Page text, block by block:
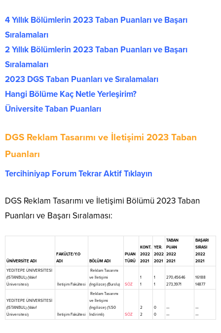
4 Yıllık Bölümlerin 2023 Taban Puanları ve Başarı
Sıralamaları
2 Yıllık Bölümlerin 2023 Taban Puanları ve Başarı
Sıralamaları
2023 DGS Taban Puanları ve Sıralamaları
Hangi Bölüme Kaç Netle Yerleşirim?
Üniversite Taban Puanları
DGS Reklam Tasarımı ve İletişimi 2023 Taban
Puanları
Tercihiniyap Forum Tekrar Aktif Tıklayın
DGS Reklam Tasarımı ve İletişimi Bölümü 2023 Taban
Puanları ve Başarı Sıralaması:
ÜNİVERSİTE ADI
FAKÜLTE/Y.O
ADI
BÖLÜM ADI
PUAN
TÜRÜ
KONT.
2022
2021
YER.
2022
2021
TABAN
PUAN
2022
2021
BAŞARI
SIRASI
2022
2021
YEDİTEPE ÜNİVERSİTESİ
(İSTANBUL) (Vakıf
Üniversitesi)
İletişim Fakültesi
Reklam Tasarımı
ve İletişimi
(İngilizce) (Burslu)
SÖZ
1
1
1
1
270,45646
273,3971
16188
14877
YEDİTEPE ÜNİVERSİTESİ
(İSTANBUL) (Vakıf
Üniversitesi)
İletişim Fakültesi
Reklam Tasarımı
ve İletişimi
(İngilizce) (%50
İndirimli)
SÖZ
2
2
0
0
—
—
—
—